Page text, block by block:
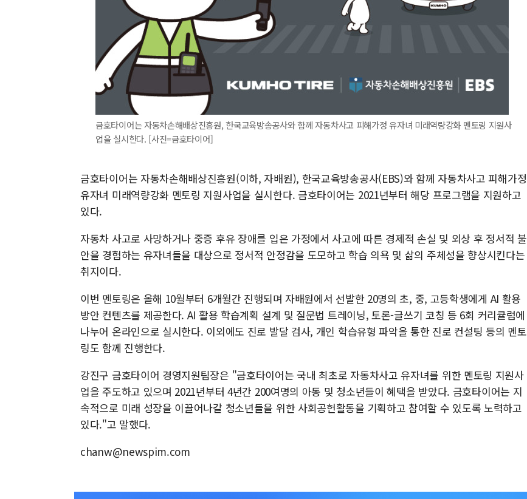
금호타이어는 자동차손해배상진흥원, 한국교육방송공사와 함께 자동차사고 피해가정 유자녀 미래역량강화 멘토링 지원사
업을 실시한다. [사진=금호타이어]
금호타이어는 자동차손해배상진흥원(이하, 자배원), 한국교육방송공사(EBS)와 함께 자동차사고 피해가정
유자녀 미래역량강화 멘토링 지원사업을 실시한다. 금호타이어는 2021년부터 해당 프로그램을 지원하고
있다.
자동차 사고로 사망하거나 중증 후유 장애를 입은 가정에서 사고에 따른 경제적 손실 및 외상 후 정서적 불
안을 경험하는 유자녀들을 대상으로 정서적 안정감을 도모하고 학습 의욕 및 삶의 주체성을 향상시킨다는
취지이다.
이번 멘토링은 올해 10월부터 6개월간 진행되며 자배원에서 선발한 20명의 초, 중, 고등학생에게 AI 활용
방안 컨텐츠를 제공한다. AI 활용 학습계획 설계 및 질문법 트레이닝, 토론-글쓰기 코칭 등 6회 커리큘럼에
나누어 온라인으로 실시한다. 이외에도 진로 발달 검사, 개인 학습유형 파악을 통한 진로 컨설팅 등의 멘토
링도 함께 진행한다.
강진구 금호타이어 경영지원팀장은 "금호타이어는 국내 최초로 자동차사고 유자녀를 위한 멘토링 지원사
업을 주도하고 있으며 2021년부터 4년간 200여명의 아동 및 청소년들이 혜택을 받았다. 금호타이어는 지
속적으로 미래 성장을 이끌어나갈 청소년들을 위한 사회공헌활동을 기획하고 참여할 수 있도록 노력하고
있다."고 말했다.
chanw@newspim.com